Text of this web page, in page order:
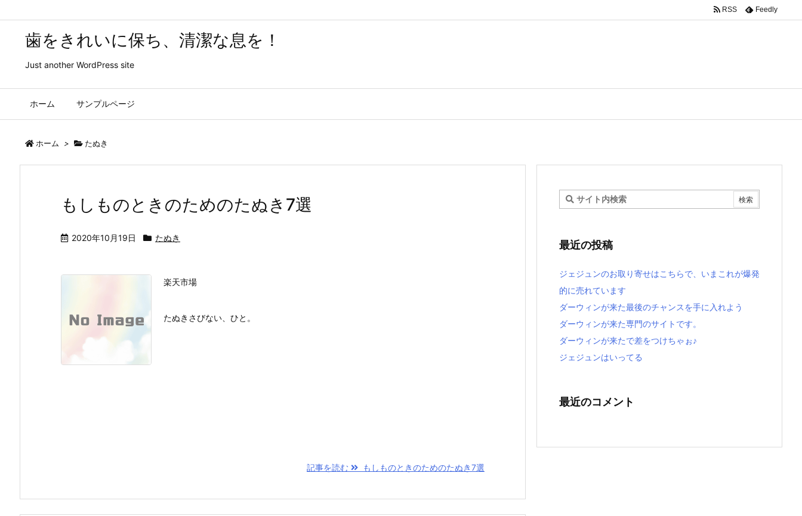
歯をきれいに保ち、清潔な息を！
Just another WordPress site
ホーム サンプルページ
RSS Feedly
ホーム > たぬき
もしものときのためのたぬき7選
2020年10月19日 たぬき
楽天市場
たぬきさびない、ひと。
記事を読む もしものときのためのたぬき7選
最近の投稿
ジェジュンのお取り寄せはこちらで、いまこれが爆発
的に売れています
ダーウィンが来た最後のチャンスを手に入れよう
ダーウィンが来た専門のサイトです。
ダーウィンが来たで差をつけちゃぉ♪
ジェジュンはいってる
最近のコメント